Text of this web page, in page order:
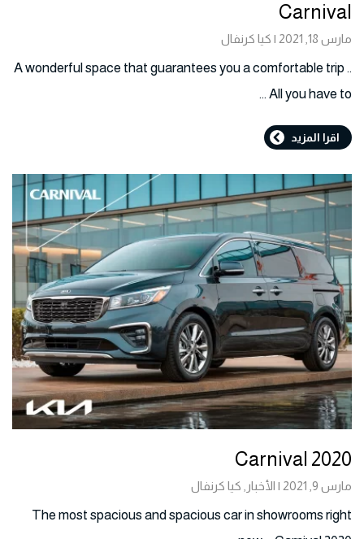
Carnival
مارس 18, 2021 | كيا كرنفال
A wonderful space that guarantees you a comfortable trip ..
All you have to …
اقرا المزيد
Carnival 2020
مارس 9, 2021 | الأخبار, كيا كرنفال
The most spacious and spacious car in showrooms right